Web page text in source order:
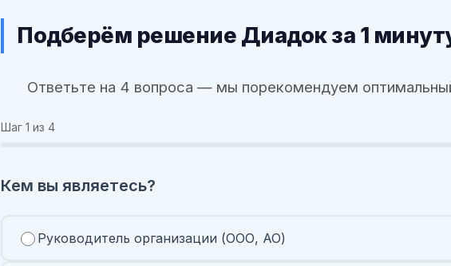
Подберём решение Диадок за 1
Ответьте на 4 вопроса — мы порекомендуем
Шаг 1 из 4
Кем вы являетесь?
Руководитель организации (ООО, АО)